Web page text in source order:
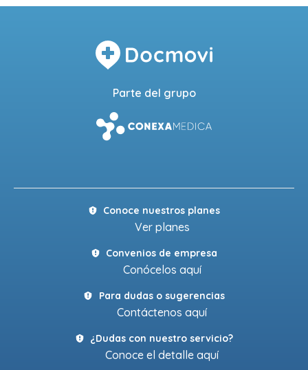
Parte del grupo
Conoce nuestros planes
Ver planes
Convenios de empresa
Conócelos aquí
Para dudas o sugerencias
Contáctenos aquí
¿Dudas con nuestro servicio?
Conoce el detalle aquí